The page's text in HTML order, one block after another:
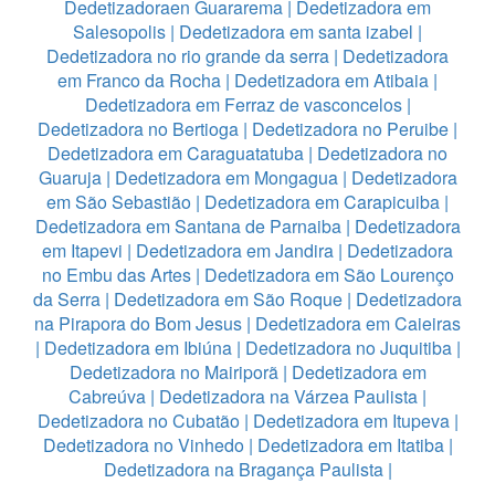
Dedetizadoraen Guararema | Dedetizadora em
Salesopolis | Dedetizadora em santa izabel |
Dedetizadora no rio grande da serra | Dedetizadora
em Franco da Rocha | Dedetizadora em Atibaia |
Dedetizadora em Ferraz de vasconcelos|
Dedetizadora no Bertioga | Dedetizadora no Peruibe |
Dedetizadora em Caraguatatuba | Dedetizadora no
Guaruja| Dedetizadora em Mongagua| Dedetizadora
em São Sebastião | Dedetizadora em Carapicuiba |
Dedetizadora em Santana de Parnaiba| Dedetizadora
em Itapevi | Dedetizadora em Jandira | Dedetizadora
no Embu das Artes| Dedetizadora em São Lourenço
da Serra | Dedetizadora em São Roque | Dedetizadora
na Pirapora do Bom Jesus | Dedetizadora em Caieiras
| Dedetizadora em Ibiúna| Dedetizadora no Juquitiba|
Dedetizadora no Mairiporã| Dedetizadora em
Cabreúva | Dedetizadora na Várzea Paulista |
Dedetizadora no Cubatão| Dedetizadora em Itupeva|
Dedetizadora no Vinhedo| Dedetizadora em Itatiba|
Dedetizadora na Bragança Paulista|